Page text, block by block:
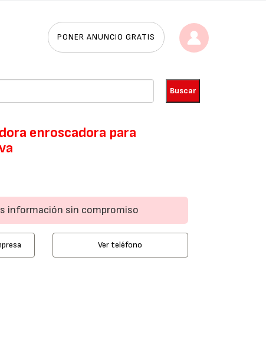
PONER ANUNCIO GRATIS
enroscadora para
información sin compromiso
Ver teléfono